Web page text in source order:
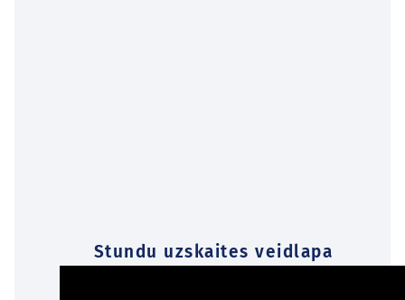
Stundu uzskaites veidlapa